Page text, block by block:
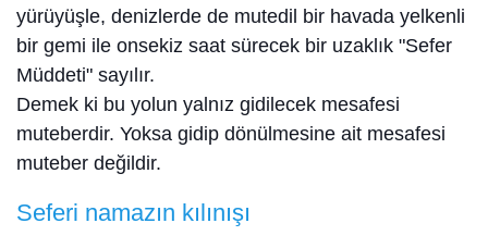
yürüyüşle, denizlerde de mutedil bir havada yelkenli
bir gemi ile onsekiz saat sürecek bir uzaklık "Sefer
Müddeti" sayılır.
Demek ki bu yolun yalnız gidilecek mesafesi
muteberdir. Yoksa gidip dönülmesine ait mesafesi
muteber değildir.
Seferi namazın kılınışı